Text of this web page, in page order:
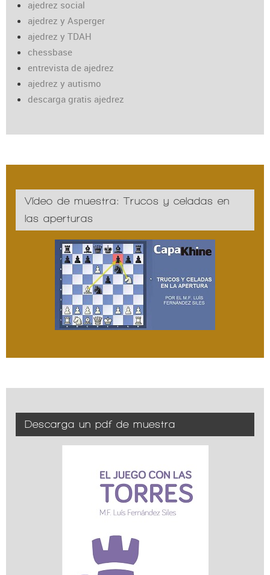
ajedrez social
ajedrez y Asperger
ajedrez y TDAH
chessbase
entrevista de ajedrez
ajedrez y autismo
descarga gratis ajedrez
Vídeo de muestra: Trucos y celadas en
las aperturas
Descarga un pdf de muestra